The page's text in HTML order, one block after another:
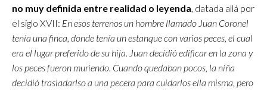
no muy definida entre realidad o leyenda, datada allá por
el siglo XVII: En esos terrenos un hombre llamado Juan Coronel
tenía una finca, donde tenía un estanque con varios peces, el cual
era el lugar preferido de su hija. Juan decidió edificar en la zona y
los peces fueron muriendo. Cuando quedaban pocos, la niña
decidió trasladarlso a una pecera para cuidarlos ella misma, pero